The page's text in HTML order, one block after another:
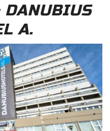
DANUBIUS
A.